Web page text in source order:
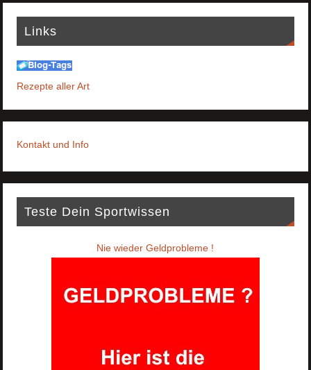
Links
Rezepte aller Art
Kontakt und Info
Teste Dein Sportwissen
Nie wieder Geldprobleme !